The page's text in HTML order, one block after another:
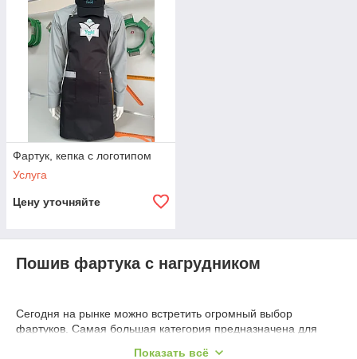
Фартук, кепка с логотипом
Услуга
Цену уточняйте
Пошив фартука с нагрудником
Сегодня на рынке можно встретить огромный выбор
фартуков. Самая большая категория предназначена для
Показать всё